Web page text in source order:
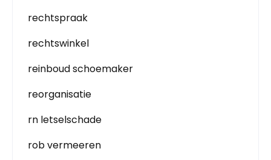
rechtspraak
rechtswinkel
reinboud schoemaker
reorganisatie
rn letselschade
rob vermeeren